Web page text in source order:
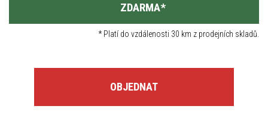
ZDARMA*
*Platí do vzdálenosti 30 km z prodejních skladů.
OBJEDNAT